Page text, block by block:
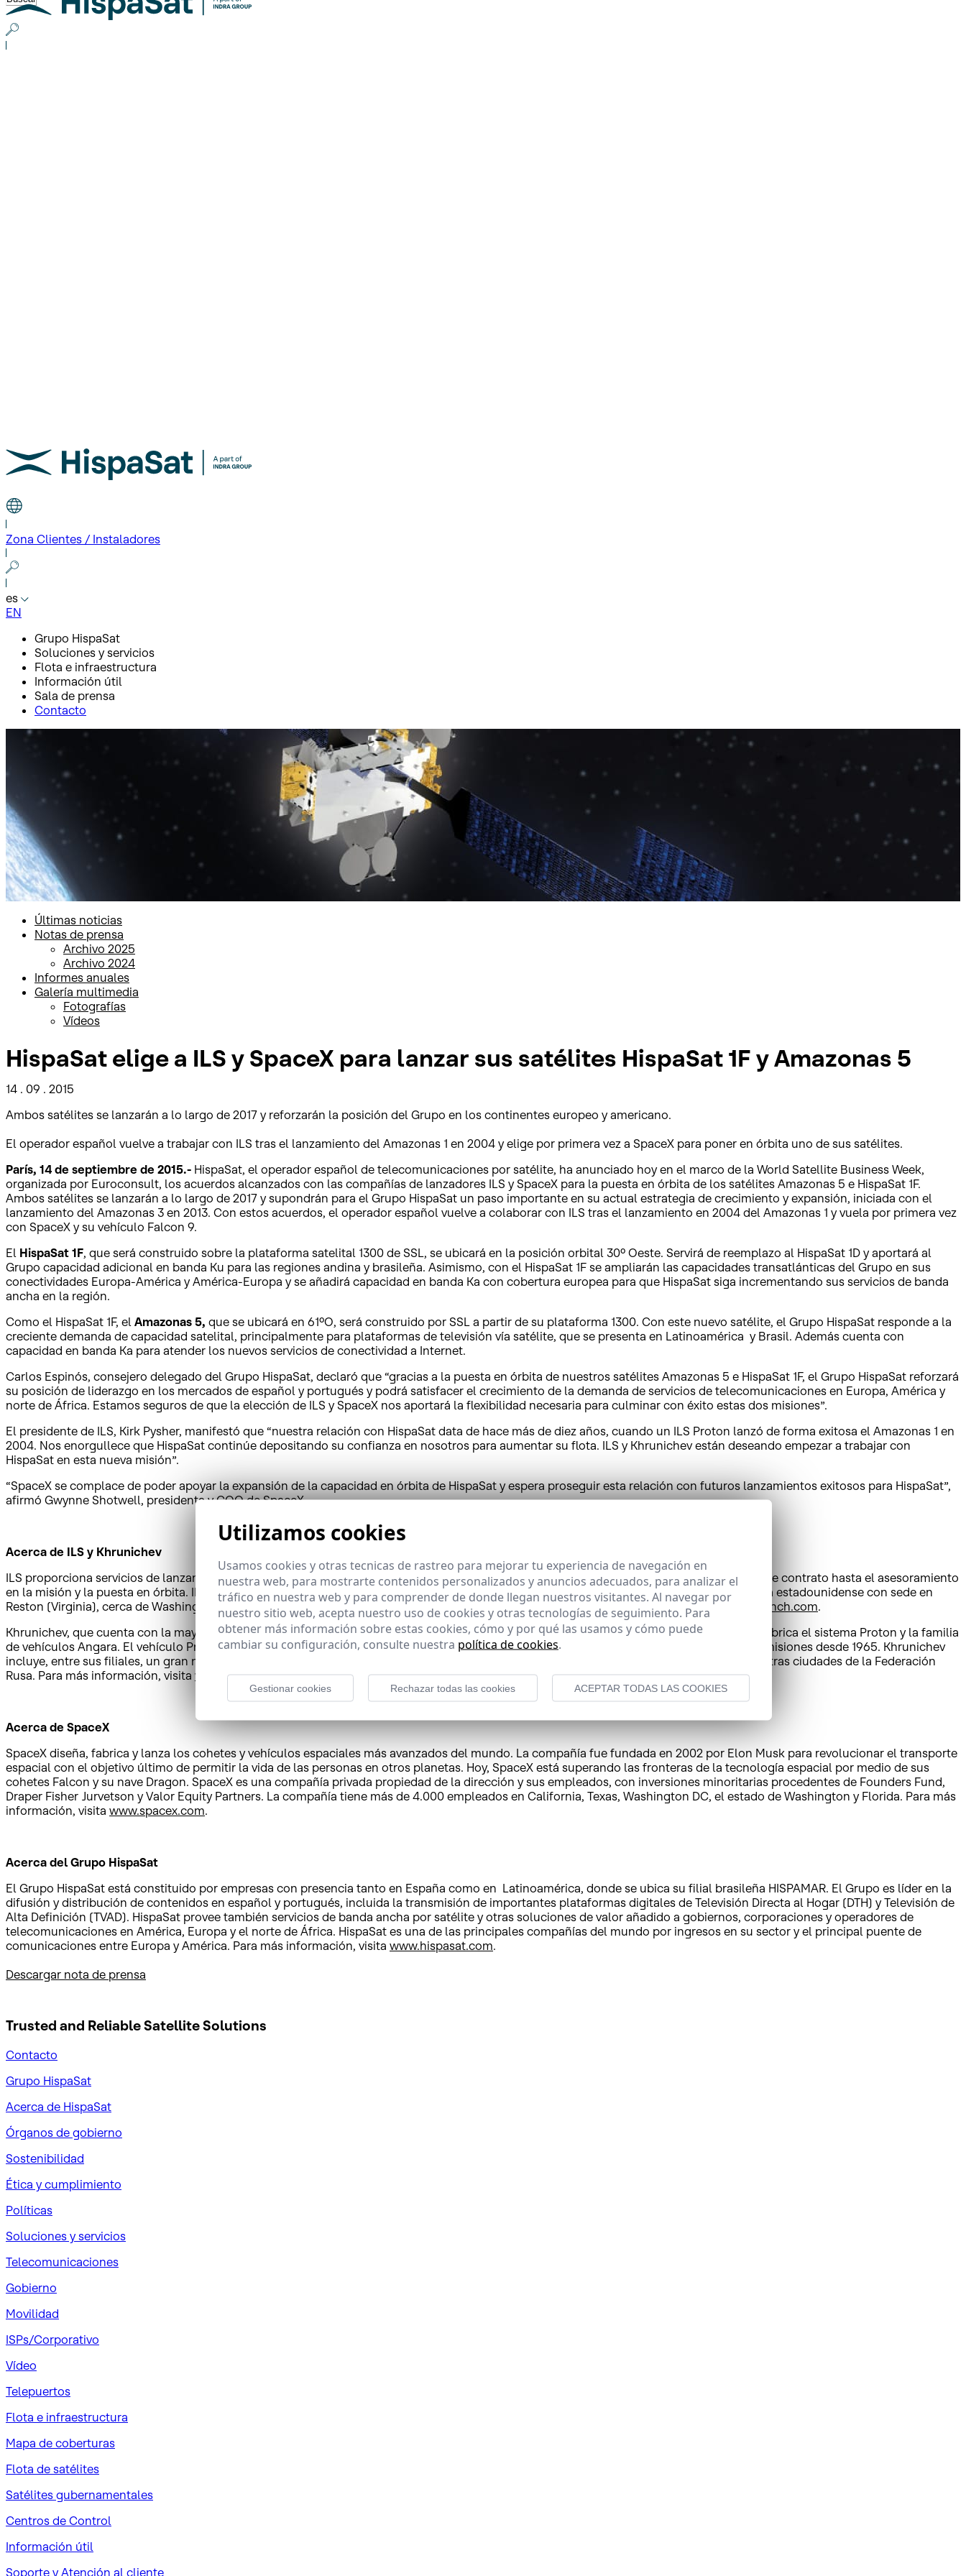
Zona Clientes / Instaladores
es
EN
Grupo HispaSat
Soluciones y servicios
Flota e infraestructura
Información útil
Sala de prensa
Contacto
Sala de prensa
Notas de prensa
Últimas noticias
Notas de prensa
Archivo 2025
Archivo 2024
Informes anuales
Galería multimedia
Fotografías
Vídeos
HispaSat elige a ILS y SpaceX para lanzar sus satélites HispaSat 1F y Amazonas 5
14 . 09 . 2015
Ambos satélites se lanzarán a lo largo de 2017 y reforzarán la posición del Grupo en los continentes europeo y americano.
El operador español vuelve a trabajar con ILS tras el lanzamiento del Amazonas 1 en 2004 y elige por primera vez a SpaceX para poner en órbita uno de sus satélites.
París, 14 de septiembre de 2015.- HispaSat, el operador español de telecomunicaciones por satélite, ha anunciado hoy en el marco de la World Satellite Business Week,
organizada por Euroconsult, los acuerdos alcanzados con las compañías de lanzadores ILS y SpaceX para la puesta en órbita de los satélites Amazonas 5 e HispaSat 1F.
Ambos satélites se lanzarán a lo largo de 2017 y supondrán para el Grupo HispaSat un paso importante en su actual estrategia de crecimiento y expansión, iniciada con el
lanzamiento del Amazonas 3 en 2013. Con estos acuerdos, el operador español vuelve a colaborar con ILS tras el lanzamiento en 2004 del Amazonas 1 y vuela por primera vez
con SpaceX y su vehículo Falcon 9.
El HispaSat 1F, que será construido sobre la plataforma satelital 1300 de SSL, se ubicará en la posición orbital 30º Oeste. Servirá de reemplazo al HispaSat 1D y aportará al
Grupo capacidad adicional en banda Ku para las regiones andina y brasileña. Asimismo, con el HispaSat 1F se ampliarán las capacidades transatlánticas del Grupo en sus
conectividades Europa-América y América-Europa y se añadirá capacidad en banda Ka con cobertura europea para que HispaSat siga incrementando sus servicios de banda
ancha en la región.
Como el HispaSat 1F, el Amazonas 5, que se ubicará en 61ºO, será construido por SSL a partir de su plataforma 1300. Con este nuevo satélite, el Grupo HispaSat responde a la
creciente demanda de capacidad satelital, principalmente para plataformas de televisión vía satélite, que se presenta en Latinoamérica y Brasil. Además cuenta con
capacidad en banda Ka para atender los nuevos servicios de conectividad a Internet.
Carlos Espinós, consejero delegado del Grupo HispaSat, declaró que “gracias a la puesta en órbita de nuestros satélites Amazonas 5 e HispaSat 1F, el Grupo HispaSat reforzará
su posición de liderazgo en los mercados de español y portugués y podrá satisfacer el crecimiento de la demanda de servicios de telecomunicaciones en Europa, América y
norte de África. Estamos seguros de que la elección de ILS y SpaceX nos aportará la flexibilidad necesaria para culminar con éxito estas dos misiones”.
El presidente de ILS, Kirk Pysher, manifestó que “nuestra relación con HispaSat data de hace más de diez años, cuando un ILS Proton lanzó de forma exitosa el Amazonas 1 en
2004. Nos enorgullece que HispaSat continúe depositando su confianza en nosotros para aumentar su flota. ILS y Khrunichev están deseando empezar a trabajar con
HispaSat en esta nueva misión”.
“SpaceX se complace de poder apoyar la expansión de la capacidad en órbita de HispaSat y espera proseguir esta relación con futuros lanzamientos exitosos para HispaSat”,
afirmó Gwynne Shotwell, presidenta y COO de SpaceX.
Acerca de ILS y Khrunichev
ILS proporciona servicios de lanzamiento a operadores de satélites de todo el mundo y ofrece un amplio rango de servicios, desde la firma de contrato hasta el asesoramiento
en la misión y la puesta en órbita. ILS comercializa los vehículos Proton y Angara para operadores de satélite comerciales y es una compañía estadounidense con sede en
Reston (Virginia), cerca de Washington D.C. Hasta la fecha, ILS ha lanzado 90 misiones comerciales. Para más Información, visita www.ilslaunch.com.
Khrunichev, que cuenta con la mayoría de participaciones de ILS, es una de las piedras angulares de la industria espacial rusa. Khrunichev fabrica el sistema Proton y la familia
de vehículos Angara. El vehículo Proton se lanza desde las instalaciones del cosmódromo Baikonur en Kazajstán y ha lanzado más de 400 misiones desde 1965. Khrunichev
incluye, entre sus filiales, un gran número de importantes fabricantes de componentes para vehículos lanzadores y aeronaves en Moscú y otras ciudades de la Federación
Rusa. Para más información, visita www.khrunichev.com
Acerca de SpaceX
SpaceX diseña, fabrica y lanza los cohetes y vehículos espaciales más avanzados del mundo. La compañía fue fundada en 2002 por Elon Musk para revolucionar el transporte
espacial con el objetivo último de permitir la vida de las personas en otros planetas. Hoy, SpaceX está superando las fronteras de la tecnología espacial por medio de sus
cohetes Falcon y su nave Dragon. SpaceX es una compañía privada propiedad de la dirección y sus empleados, con inversiones minoritarias procedentes de Founders Fund,
Draper Fisher Jurvetson y Valor Equity Partners. La compañía tiene más de 4.000 empleados en California, Texas, Washington DC, el estado de Washington y Florida. Para más
información, visita www.spacex.com.
Acerca del Grupo HispaSat
El Grupo HispaSat está constituido por empresas con presencia tanto en España como en Latinoamérica, donde se ubica su filial brasileña HISPAMAR. El Grupo es líder en la
difusión y distribución de contenidos en español y portugués, incluida la transmisión de importantes plataformas digitales de Televisión Directa al Hogar (DTH) y Televisión de
Alta Definición (TVAD). HispaSat provee también servicios de banda ancha por satélite y otras soluciones de valor añadido a gobiernos, corporaciones y operadores de
telecomunicaciones en América, Europa y el norte de África. HispaSat es una de las principales compañías del mundo por ingresos en su sector y el principal puente de
comunicaciones entre Europa y América. Para más información, visita www.hispasat.com.
Descargar nota de prensa
Trusted and ReliableSatellite Solutions
Contacto
Grupo HispaSat
Acerca de HispaSat
Órganos de gobierno
Sostenibilidad
Ética y cumplimiento
Políticas
Soluciones y servicios
Telecomunicaciones
Gobierno
Movilidad
ISPs/Corporativo
Vídeo
Telepuertos
Flota e infraestructura
Mapa de coberturas
Flota de satélites
Satélites gubernamentales
Centros de Control
Información útil
Soporte y Atención al cliente
Utilizamos cookies
Usamos cookies y otras tecnicas de rastreo para mejorar tu experiencia de navegación en
nuestra web, para mostrarte contenidos personalizados y anuncios adecuados, para analizar el
tráfico en nuestra web y para comprender de donde llegan nuestros visitantes. Al navegar por
nuestro sitio web, acepta nuestro uso de cookies y otras tecnologías de seguimiento. Para
obtener más información sobre estas cookies, cómo y por qué las usamos y cómo puede
cambiar su configuración, consulte nuestra política de cookies.
Gestionar cookies Rechazar todas las cookies ACEPTAR TODAS LAS COOKIES